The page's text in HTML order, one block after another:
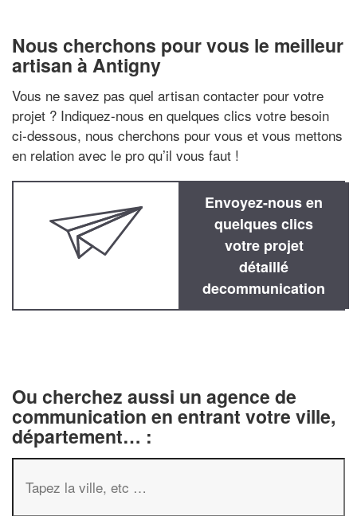
Nous cherchons pour vous le meilleur
artisan à Antigny
Vous ne savez pas quel artisan contacter pour votre
projet ? Indiquez-nous en quelques clics votre besoin
ci-dessous, nous cherchons pour vous et vous mettons
en relation avec le pro qu’il vous faut !
Envoyez-nous en
quelques clics
votre projet
détaillé
decommunication
Ou cherchez aussi un agence de
communication en entrant votre ville,
département… :